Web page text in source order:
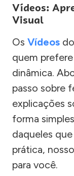
Vídeos:
Visual
Os Vídeos
quem
dinâmica.
passo sobre
explicações
forma
daqueles
prática,
para você.